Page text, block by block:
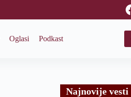
Oglasi Podkast
Najnovije vesti